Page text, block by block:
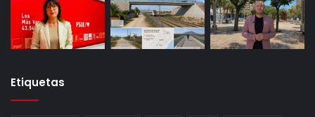
Etiquetas